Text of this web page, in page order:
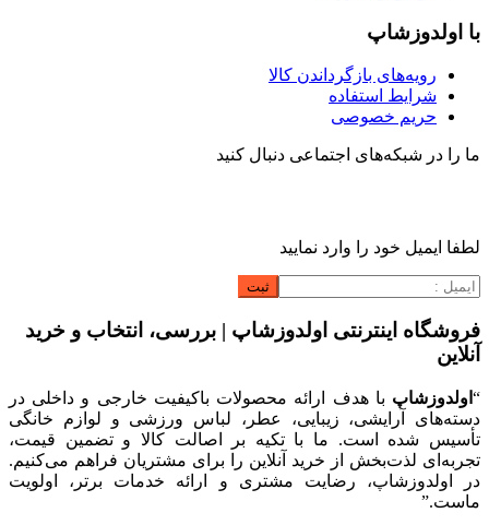
با اولدوزشاپ
رویه‌های بازگرداندن کالا
شرایط استفاده
حریم خصوصی
ما را در شبکه‌های اجتماعی دنبال کنید
لطفا ایمیل خود را وارد نمایید
فروشگاه اینترنتی اولدوزشاپ | بررسی، انتخاب و خرید
آنلاین
“ اولدوزشاپ با هدف ارائه محصولات باکیفیت خارجی و داخلی در
دسته‌های آرایشی، زیبایی، عطر، لباس ورزشی و لوازم خانگی
تأسیس شده است. ما با تکیه بر اصالت کالا و تضمین قیمت،
تجربه‌ای لذت‌بخش از خرید آنلاین را برای مشتریان فراهم می‌کنیم.
در اولدوزشاپ، رضایت مشتری و ارائه خدمات برتر، اولویت
ماست.”